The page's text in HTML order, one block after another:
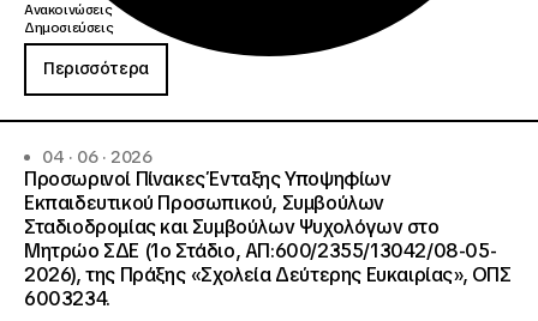
Ανακοινώσεις
Δημοσιεύσεις
Περισσότερα
04 · 06 · 2026
Προσωρινοί Πίνακες Ένταξης Υποψηφίων
Εκπαιδευτικού Προσωπικού, Συμβούλων
Σταδιοδρομίας και Συμβούλων Ψυχολόγων στο
Μητρώο ΣΔΕ (1ο Στάδιο, ΑΠ:600/2355/13042/08-05-
2026), της Πράξης «Σχολεία Δεύτερης Ευκαιρίας», ΟΠΣ
6003234.